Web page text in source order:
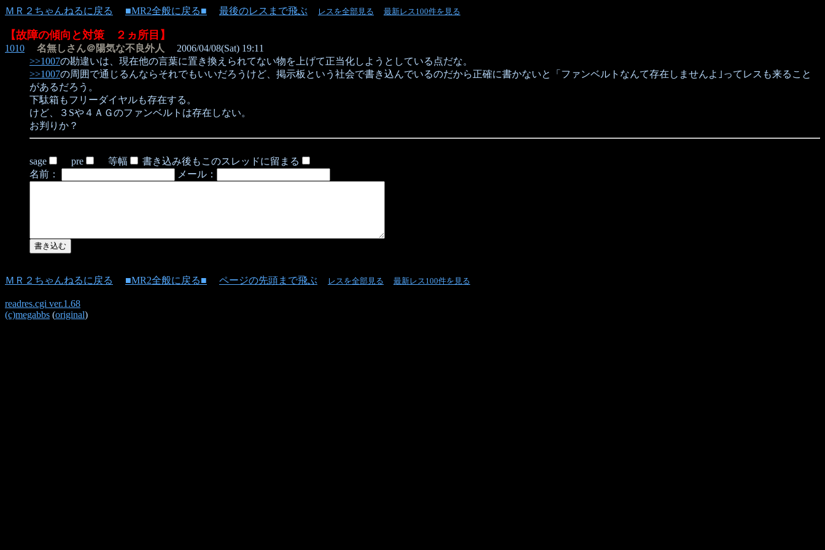
ＭＲ２ちゃんねるに戻る ■MR2全般に戻る■ 最後のレスまで飛ぶ レスを全部見る 最新レス100件を見る
【故障の傾向と対策 ２ヵ所目】
1010 名無しさん＠陽気な不良外人
2006/04/08(Sat) 19:11
>>1007の勘違いは、現在他の言葉に置き換えられてない物を上げて正当化しようとしている点だな。
>>1007の周囲で通じるんならそれでもいいだろうけど、掲示板という社会で書き込んでいるのだから正確に書かないと「ファンベルトなんて存在しませんよ｣ってレスも来ること
があるだろう。
下駄箱もフリーダイヤルも存在する。
けど、３Sや４ＡＧのファンベルトは存在しない。
お判りか？
sage pre 等幅
書き込み後もこのスレッドに留まる
名前：
メール：
ＭＲ２ちゃんねるに戻る ■MR2全般に戻る■ ページの先頭まで飛ぶ レスを全部見る 最新レス100件を見る
readres.cgi ver.1.68
(c)megabbs (original)